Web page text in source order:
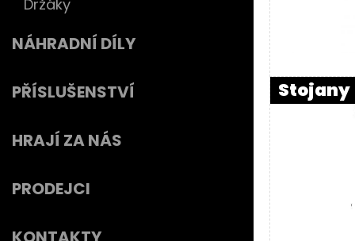
Držáky
NÁHRADNÍ DÍLY
PŘÍSLUŠENSTVÍ
HRAJÍ ZA NÁS
PRODEJCI
Stojany